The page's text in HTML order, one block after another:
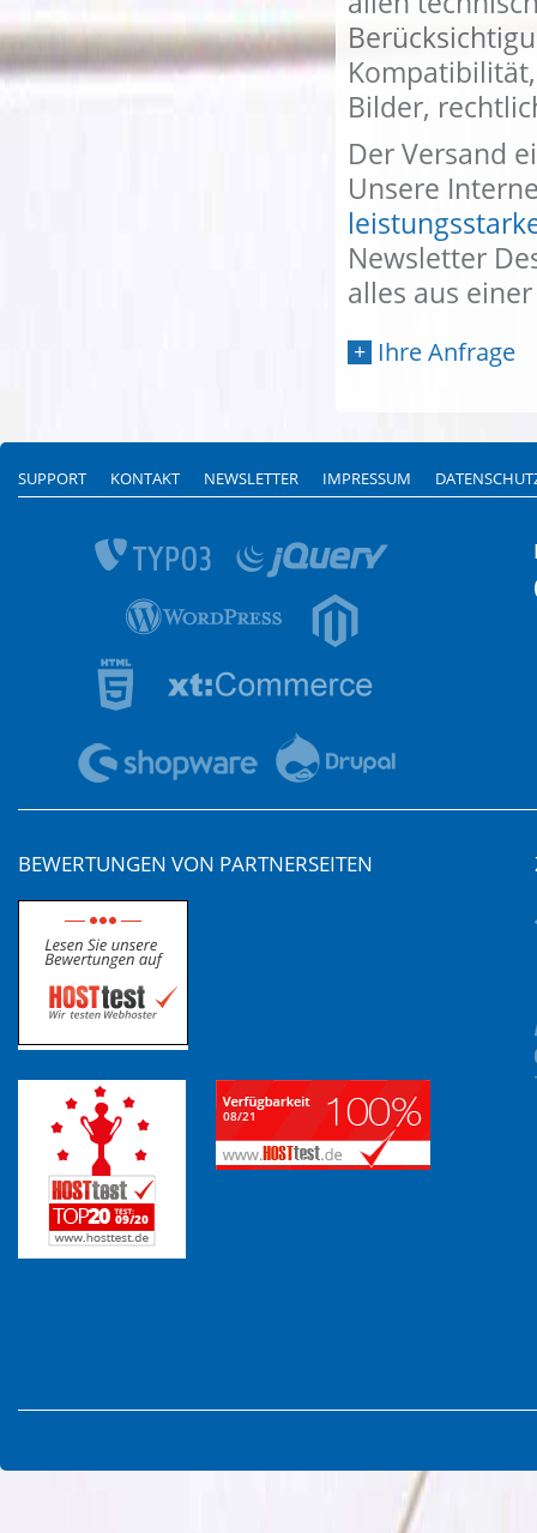
Bilder,
Der Versand
Unsere
Newsletter
alles aus
Ihre Anfrage
SUPPORT KONTAKT NEWSLETTER IMPRESSUM
BEWERTUNGEN VON PARTNERSEITEN